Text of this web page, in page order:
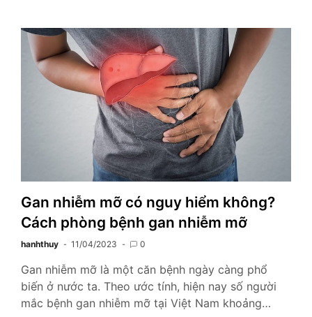
Gan nhiễm mỡ có nguy hiểm không?
Cách phòng bệnh gan nhiễm mỡ
hanhthuy 11/04/2023 0
Gan nhiễm mỡ là một căn bệnh ngày càng phổ
biến ở nước ta. Theo ước tính, hiện nay số người
mắc bệnh gan nhiễm mỡ tại Việt Nam khoảng…